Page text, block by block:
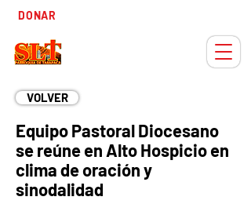
DONAR
VOLVER
Equipo Pastoral Diocesano
se reúne en Alto Hospicio en
clima de oración y
sinodalidad